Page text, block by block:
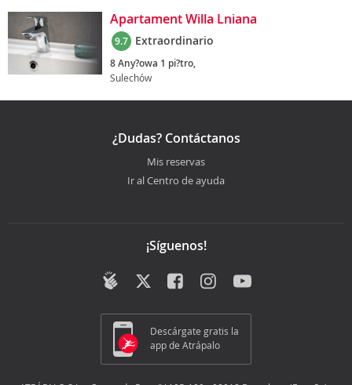
Apartament Willa Lniana
9.7 Extraordinario
8 Any?owa 1 pi?tro,
Sulechów
¿Dudas? Contáctanos
Mis reservas
Ir al Centro de ayuda
¡Síguenos!
Descárgate gratis la
app de Atrápalo